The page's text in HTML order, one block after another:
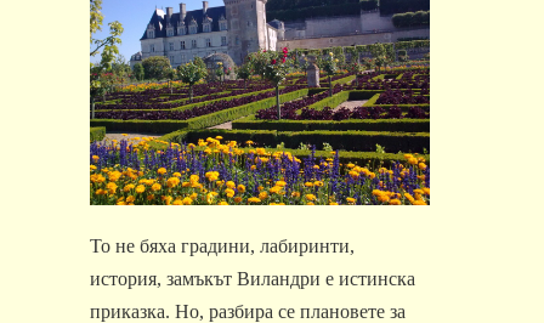
То не бяха градини, лабиринти,
история, замъкът Виландри е истинска
приказка. Но, разбира се плановете за